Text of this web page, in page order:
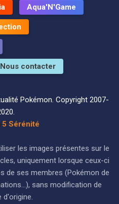
Aqua'N'Game
Nous contacter
Pokémon. Copyright 2007-
Sérénité
les images présentes sur le
uniquement lorsque ceux-ci
de ses membres (Pokémon de
sans modification de
d'origine.